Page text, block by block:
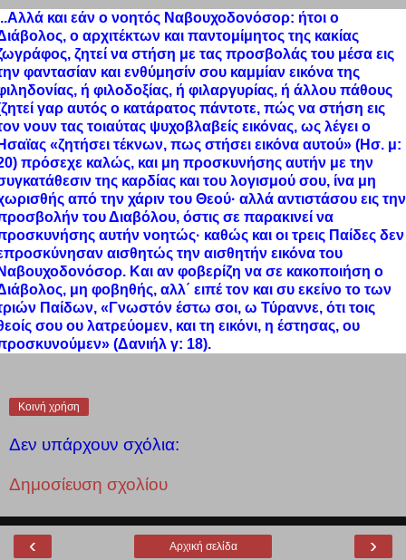
και εάν ο νοητός Ναβουχοδονόσορ: ήτοι ο
ο αρχιτέκτων και παντομίμητος της κακίας
ζητεί να στήση με τας προσβολάς του μέσα εις
φαντασίαν και ενθύμησίν σου καμμίαν εικόνα της
ή φιλοδοξίας, ή φιλαργυρίας, ή άλλου πάθους
γαρ αυτός ο κατάρατος πάντοτε, πώς να στήση εις
νουν τας τοιαύτας ψυχοβλαβείς εικόνας, ως λέγει ο
«ζητήσει τέκνων, πως στήσει εικόνα αυτού» (Ησ. μ:
πρόσεχε καλώς, και μη προσκυνήσης αυτήν με την
της καρδίας και του λογισμού σου, ίνα μη
από την χάριν του Θεού· αλλά αντιστάσου εις την
του Διαβόλου, όστις σε παρακινεί να
αυτήν νοητώς· καθώς και οι τρεις Παίδες δεν
αισθητώς την αισθητήν εικόνα του
Και αν φοβερίζη να σε κακοποιήση ο
μη φοβηθής, αλλ΄ ειπέ τον και συ εκείνο το των
Παίδων, «Γνωστόν έστω σοι, ω Τύραννε, ότι τοις
σου ου λατρεύομεν, και τη εικόνι, η έστησας, ου
(Δανιήλ γ: 18).
Κοινή χρήση
Δεν υπάρχουν σχόλια:
Δημοσίευση σχολίου
‹ ›
Αρχική σελίδα